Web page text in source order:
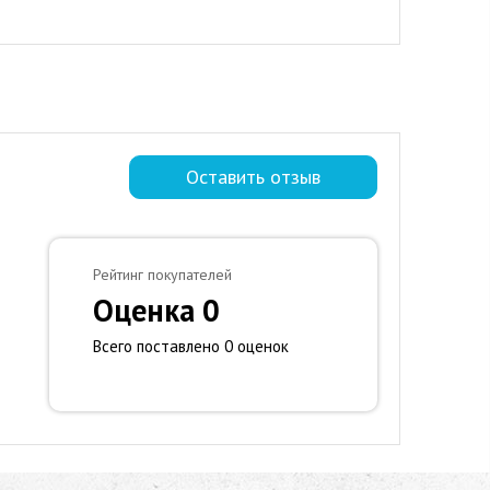
Оставить отзыв
Рейтинг покупателей
Оценка 0
Всего поставлено 0 оценок